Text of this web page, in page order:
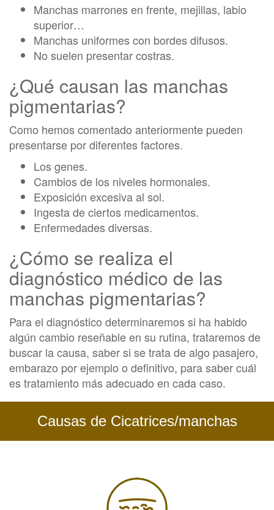
Manchas marrones en frente, mejillas, labio
superior…
Manchas uniformes con bordes difusos.
No suelen presentar costras.
¿Qué causan las manchas
pigmentarias?
Como hemos comentado anteriormente pueden
presentarse por diferentes factores.
Los genes.
Cambios de los niveles hormonales.
Exposición excesiva al sol.
Ingesta de ciertos medicamentos.
Enfermedades diversas.
¿Cómo se realiza el
diagnóstico médico de las
manchas pigmentarias?
Para el diagnóstico determinaremos si ha habido
algún cambio reseñable en su rutina, trataremos de
buscar la causa, saber si se trata de algo pasajero,
embarazo por ejemplo o definitivo, para saber cuál
es tratamiento más adecuado en cada caso.
Causas de Cicatrices/manchas